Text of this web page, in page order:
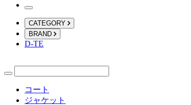
CATEGORY
BRAND
D-TE
コート
ジャケット